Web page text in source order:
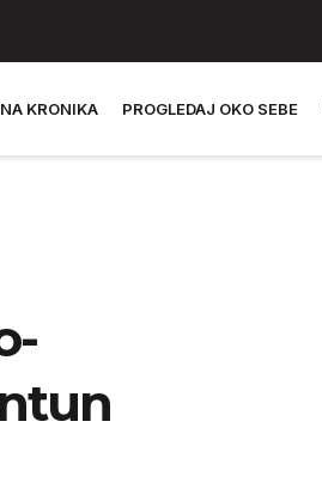
KRONIKA PROGLEDAJ OKO SEBE